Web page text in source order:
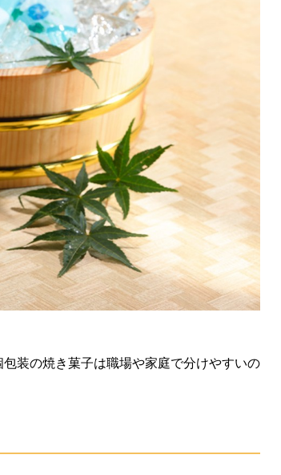
装の焼き菓子は職場や家庭で分けやすいの